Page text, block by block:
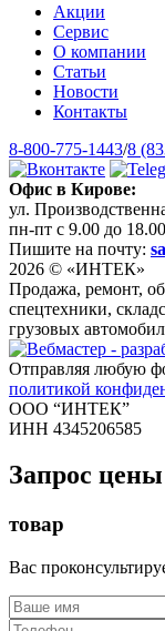
Акции
Сервис
О компании
Статьи
Новости
Контакты
8-800-775-1443/8
Офис в Кирове:
ул.
пн-пт с 9.00 до 18.00
Пишите на почту:
2026 © «ИНТЕК»
Продажа, ремонт,
спецтехники,
грузовых
Отправляя любую
политикой
ООО “ИНТЕК”
ИНН 4345206585
Запрос
товар
Вас